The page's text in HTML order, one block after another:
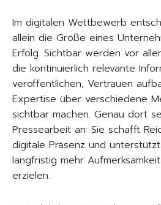
Im digitalen Wettbewerb
allein die Größe eines
Erfolg. Sichtbar werden vor
die kontinuierlich relevante
veröffentlichen, Vertrauen
Expertise über verschiedene
sichtbar machen. Genau dort
Pressearbeit an: Sie schafft
digitale Präsenz und
langfristig mehr
erzielen.